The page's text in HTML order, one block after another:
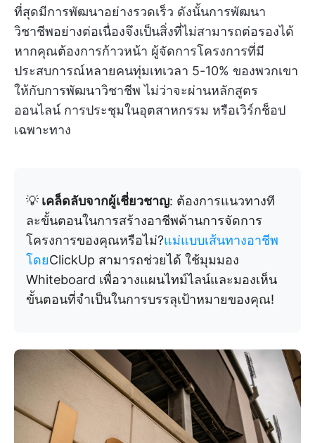
ที่สุดมีการพัฒนาอย่างรวดเร็ว ดังนั้นการพัฒนา
วิชาชีพอย่างต่อเนื่องจึงเป็นสิ่งที่ไม่สามารถต่อรองได้
หากคุณต้องการก้าวหน้า ผู้จัดการโครงการที่มี
ประสบการณ์หลายคนทุ่มเทเวลา 5-10% ของพวกเขา
ให้กับการพัฒนาวิชาชีพ ไม่ว่าจะผ่านหลักสูตร
ออนไลน์ การประชุมในอุตสาหกรรม หรือเวิร์กช็อป
เฉพาะทาง
💡 เคล็ดลับจากผู้เชี่ยวชาญ: ต้องการแนวทางที
ละขั้นตอนในการสร้างอาชีพด้านการจัดการ
โครงการของคุณหรือไม่?แม่แบบเส้นทางอาชีพ
โดยClickUp สามารถช่วยได้ ใช้มุมมอง
Whiteboard เพื่อวางแผนไทม์ไลน์และมองเห็น
ขั้นตอนที่จำเป็นในการบรรลุเป้าหมายของคุณ!